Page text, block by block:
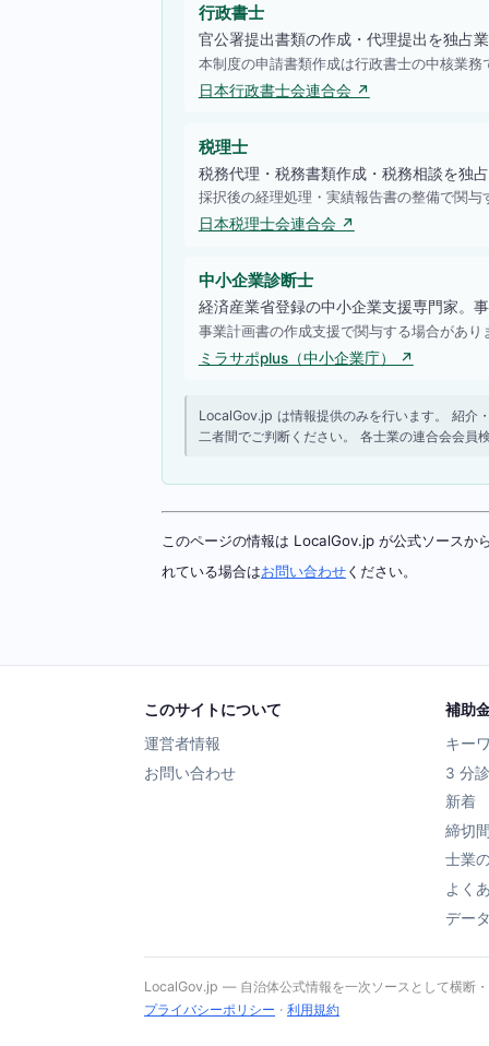
行政書士
官公署提出書類の作成・代理提出を独占
本制度の申請書類作成は行政書士の中核業務
日本行政書士会連合会 ↗
税理士
税務代理・税務書類作成・税務相談を独
採択後の経理処理・実績報告書の整備で関与
日本税理士会連合会 ↗
中小企業診断士
経済産業省登録の中小企業支援専門家。
事業計画書の作成支援で関与する場合があり
ミラサポplus（中小企業庁） ↗
LocalGov.jp は情報提供のみを行います。 紹介
二者間でご判断ください。 各士業の連合会会員
このページの情報は LocalGov.jp が公式ソースか
れている場合はお問い合わせください。
このサイトについて
運営者情報
お問い合わせ
補助
キー
3 分
新着
締切
士業
よく
デー
LocalGov.jp — 自治体公式情報を一次ソースとして横断
プライバシーポリシー · 利用規約